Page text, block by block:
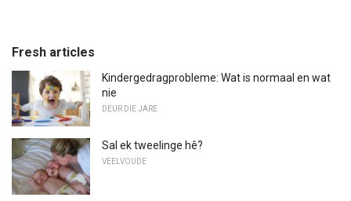
Fresh articles
Kindergedragprobleme: Wat is normaal en wat
nie
DEUR DIE JARE
Sal ek tweelinge hê?
VEELVOUDE